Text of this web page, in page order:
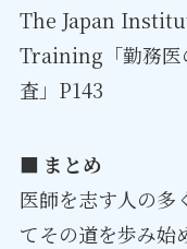
The Japan
Training「勤務医
査」P143
■ まとめ
医師を志す人の多
てその道を歩み始